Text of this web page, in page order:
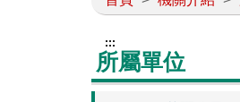
:::
所屬單位